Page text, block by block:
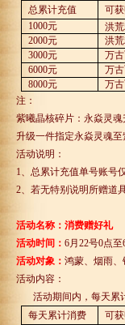
总累计充值
可
1000元 洪
2000元 洪
3000元 万
6000元 万
8000元 万
注：
紫曦晶核碎片：永焱灵
升级一件指定永焱灵魂至
活动说明：
1、总累计充值单号账号
2、若无特别说明所赠道
活动名称：消费赠好礼
活动时间： 6月 22号0点至
活动对象： 鸿蒙、烟雨、
活动内容：
活动期间内，每天累
每天累计消费
可